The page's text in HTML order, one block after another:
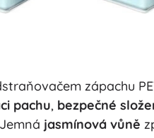
Knihy
zápachu
pachu, bezpečné
Jemná jasmínová vůně